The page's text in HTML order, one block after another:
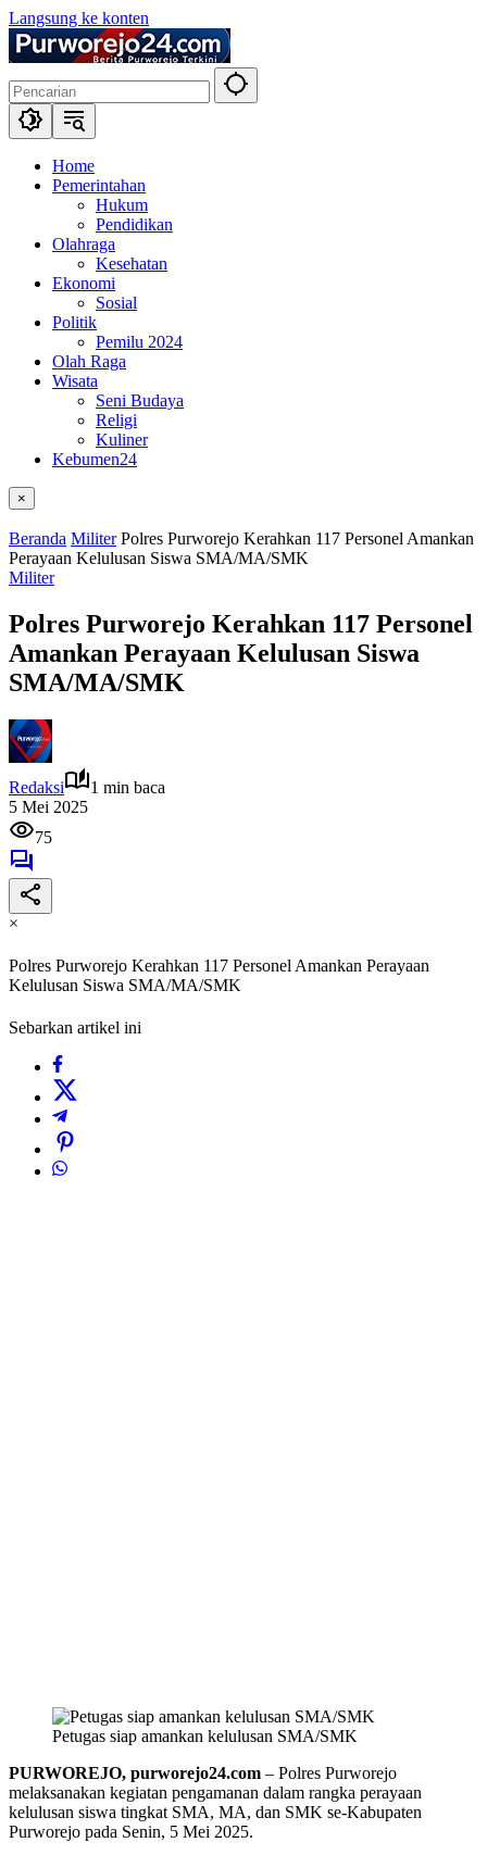
Langsung ke konten
Home
Pemerintahan
Hukum
Pendidikan
Olahraga
Kesehatan
Ekonomi
Sosial
Politik
Pemilu 2024
Olah Raga
Wisata
Seni Budaya
Religi
Kuliner
Kebumen24
×
Beranda Militer Polres Purworejo Kerahkan 117 Personel Amankan
Perayaan Kelulusan Siswa SMA/MA/SMK
Militer
Polres Purworejo Kerahkan 117 Personel
Amankan Perayaan Kelulusan Siswa
SMA/MA/SMK
Redaksi
1 min baca
5 Mei 2025
75
×
Polres Purworejo Kerahkan 117 Personel Amankan Perayaan
Kelulusan Siswa SMA/MA/SMK
Sebarkan artikel ini
Petugas siap amankan kelulusan SMA/SMK
PURWOREJO, purworejo24.com – Polres Purworejo
melaksanakan kegiatan pengamanan dalam rangka perayaan
kelulusan siswa tingkat SMA, MA, dan SMK se-Kabupaten
Purworejo pada Senin, 5 Mei 2025.